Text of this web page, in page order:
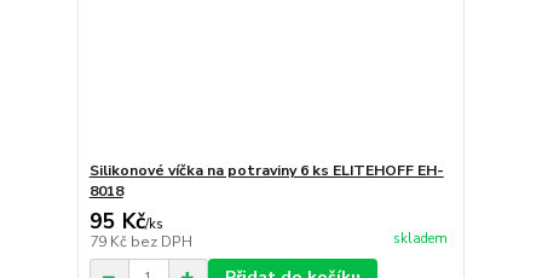
Silikonové víčka na potraviny 6 ks ELITEHOFF EH-
8018
95 Kč/ks
79 Kč bez DPH skladem